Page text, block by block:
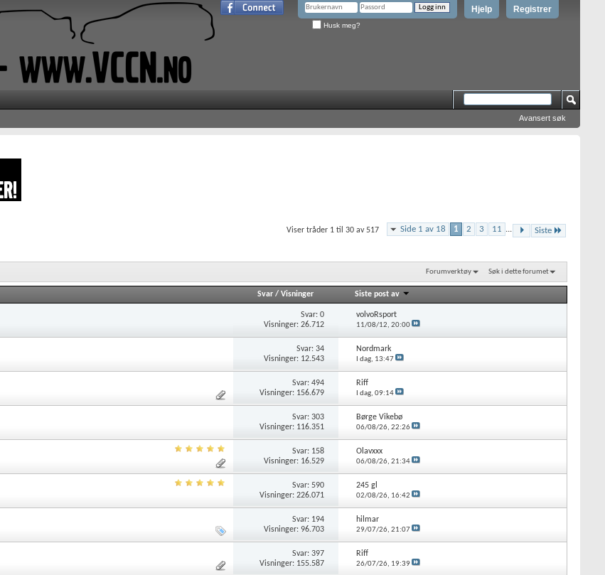
Registrer
Hjelp
Husk meg?
Avansert søk
Side 1 av 18 1 2 3 11 ... Siste
Viser tråder 1 til 30 av 517
Forumverktøy Søk i dette forumet
Svar/ Visninger Siste post av
Svar: 0
Visninger: 26.712
volvoRsport
11/08/12, 20:00
Svar: 34
Visninger: 12.543
Nordmark
I dag, 13:47
Svar: 494
Visninger: 156.679
Riff
I dag, 09:14
Svar: 303
Visninger: 116.351
Børge Vikebø
06/08/26, 22:26
Svar: 158
Visninger: 16.529
Olavxxx
06/08/26, 21:34
Svar: 590
Visninger: 226.071
245 gl
02/08/26, 16:42
Svar: 194
Visninger: 96.703
hilmar
29/07/26, 21:07
Svar: 397
Visninger: 155.587
Riff
26/07/26, 19:39